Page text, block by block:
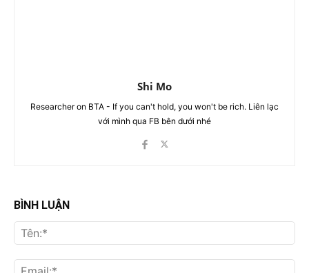
Shi Mo
Researcher on BTA - If you can't hold, you won't be rich. Liên lạc
với mình qua FB bên dưới nhé
BÌNH LUẬN